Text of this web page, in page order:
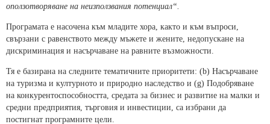
оползотворяване на неизползвания потенциал“.
Програмата е насочена към младите хора, както и към въпроси,
свързани с равенството между мъжете и жените, недопускане на
дискриминация и насърчаване на равните възможности.
Тя е базирана на следните тематичните приоритети: (b) Насърчаване
на туризма и културното и природно наследство и (g) Подобряване
на конкурентоспособността, средата за бизнес и развитие на малки и
средни предприятия, търговия и инвестиции, са избрани да
постигнат програмните цели.